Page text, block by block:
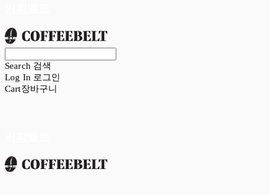
Search 검색
Log In 로그인
Cart장바구니